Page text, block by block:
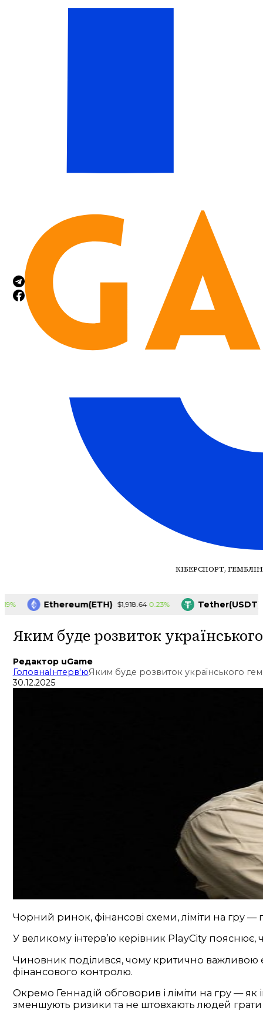
КІБЕРСПОРТ,
Ethereum(ETH) $1,918.64 0.23% Tether(USDT) $1.00
Яким буде розвиток
Редактор uGame
ГоловнаІнтерв'юЯким буде розвиток українського
30.12.2025
Чорний ринок, фінансові схеми, ліміти на гру —
У великому інтерв’ю керівник PlayCity
Чиновник поділився, чому критично важливою
фінансового контролю.
Окремо Геннадій обговорив і ліміти на гру —
зменшують ризики та не штовхають людей грати